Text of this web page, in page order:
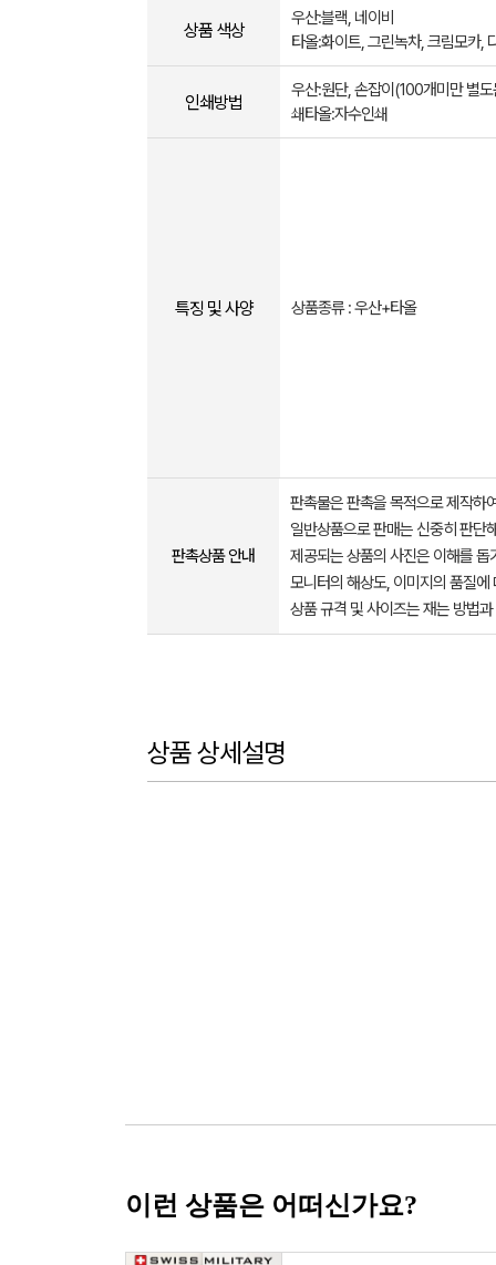
상품 색상
우산:블랙, 네이비
타올:화이트, 그린녹차, 크림모카,
인쇄방법
우산:원단, 손잡이(100개미만 별
쇄타올:자수인쇄
특징 및 사양 상품종류 : 우산+타올
판촉상품 안내
판촉물은 판촉을 목적으로 제작하
일반상품으로 판매는 신중히 판단
제공되는 상품의 사진은 이해를
모니터의 해상도, 이미지의 품질
상품 규격 및 사이즈는 재는 방법
상품 상세설명
이런 상품은 어떠신가요?